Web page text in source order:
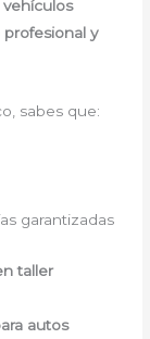
y
sabes que:
garantizadas
taller
autos